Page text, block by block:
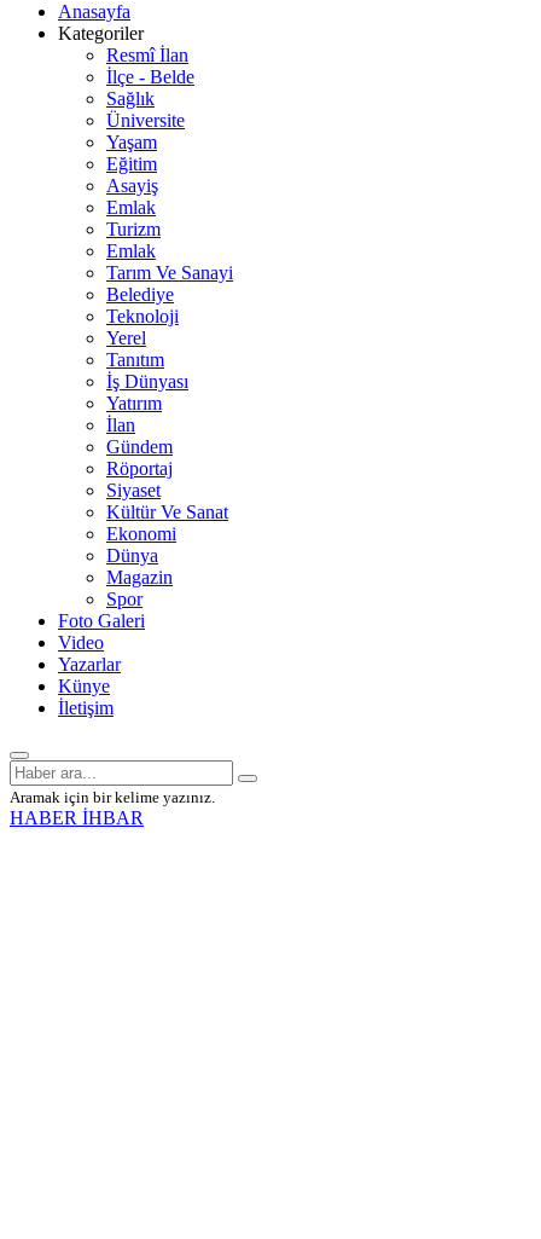
Anasayfa
Kategoriler
Resmî İlan
İlçe - Belde
Sağlık
Üniversite
Yaşam
Eğitim
Asayiş
Emlak
Turizm
Emlak
Tarım Ve Sanayi
Belediye
Teknoloji
Yerel
Tanıtım
İş Dünyası
Yatırım
İlan
Gündem
Röportaj
Siyaset
Kültür Ve Sanat
Ekonomi
Dünya
Magazin
Spor
Foto Galeri
Video
Yazarlar
Künye
İletişim
Aramak için bir kelime yazınız.
HABER İHBAR